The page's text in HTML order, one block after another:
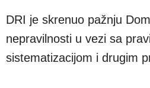
DRI je skrenuo pažnju
nepravilnosti u vezi sa
sistematizacijom i drugim